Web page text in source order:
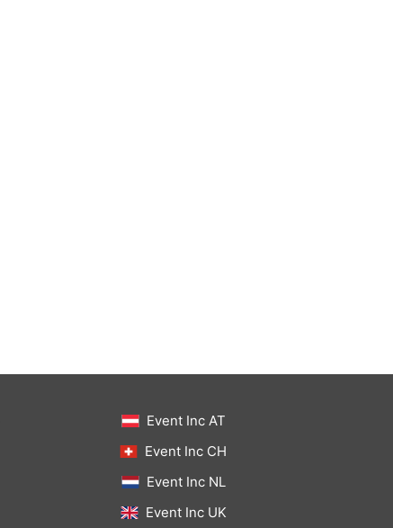
Event Inc AT
Event Inc CH
Event Inc NL
Event Inc UK